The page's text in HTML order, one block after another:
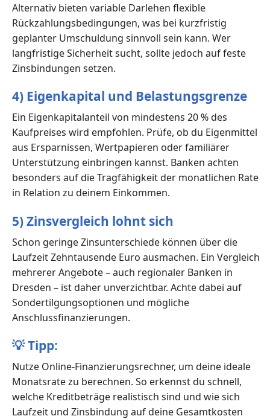
Alternativ bieten variable Darlehen flexible
Rückzahlungsbedingungen, was bei kurzfristig
geplanter Umschuldung sinnvoll sein kann. Wer
langfristige Sicherheit sucht, sollte jedoch auf feste
Zinsbindungen setzen.
4) Eigenkapital und Belastungsgrenze
Ein Eigenkapitalanteil von mindestens 20 % des
Kaufpreises wird empfohlen. Prüfe, ob du Eigenmittel
aus Ersparnissen, Wertpapieren oder familiärer
Unterstützung einbringen kannst. Banken achten
besonders auf die Tragfähigkeit der monatlichen Rate
in Relation zu deinem Einkommen.
5) Zinsvergleich lohnt sich
Schon geringe Zinsunterschiede können über die
Laufzeit Zehntausende Euro ausmachen. Ein Vergleich
mehrerer Angebote – auch regionaler Banken in
Dresden – ist daher unverzichtbar. Achte dabei auf
Sondertilgungsoptionen und mögliche
Anschlussfinanzierungen.
💡Tipp:
Nutze Online-Finanzierungsrechner, um deine ideale
Monatsrate zu berechnen. So erkennst du schnell,
welche Kreditbeträge realistisch sind und wie sich
Laufzeit und Zinsbindung auf deine Gesamtkosten